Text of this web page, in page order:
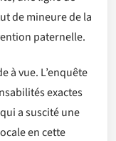
de mineure de la
paternelle.
à vue. L’enquête
exactes
a suscité une
en cette